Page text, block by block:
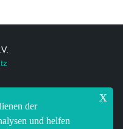
der
und helfen
x